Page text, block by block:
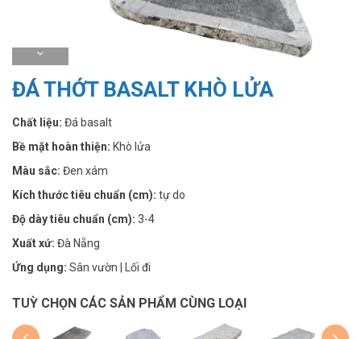
ĐÁ THỚT BASALT KHÒ LỬA
Chất liệu: Đá basalt
Bề mặt hoàn thiện: Khò lửa
Màu sắc: Đen xám
Kích thước tiêu chuẩn (cm): tự do
Độ dày tiêu chuẩn (cm): 3-4
Xuất xứ: Đà Nẵng
Ứng dụng: Sân vườn | Lối đi
TUỲ CHỌN CÁC SẢN PHẨM CÙNG LOẠI